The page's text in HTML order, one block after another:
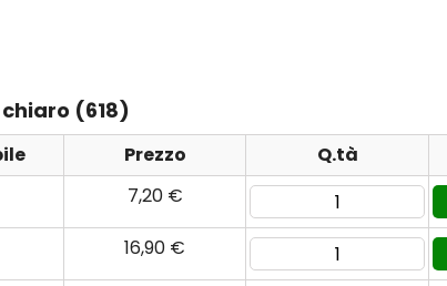
(618)
Prezzo Q.tà
7,20 €
16,90 €